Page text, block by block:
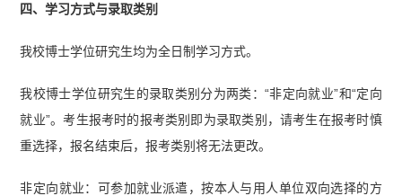
四、学习方式与录取类别
我校博士学位研究生均为全日制学习方式。
我校博士学位研究生的录取类别分为两类：“非定向就业”和“定向
就业”。考生报考时的报考类别即为录取类别，请考生在报考时慎
重选择，报名结束后，报考类别将无法更改。
非定向就业：可参加就业派遣，按本人与用人单位双向选择的方